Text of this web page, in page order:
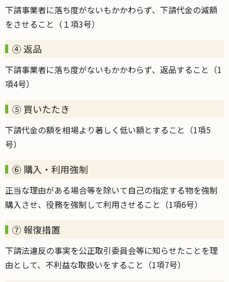
下請事業者に落ち度がないもかかわらず、下請代金の減額
をさせること（１項3号）
④ 返品
下請事業者に落ち度がないもかかわらず、返品すること（1
項4号）
⑤ 買いたたき
下請代金の額を相場より著しく低い額とすること（1項5
号）
⑥ 購入・利用強制
正当な理由がある場合等を除いて自己の指定する物を強制
購入させ、役務を強制して利用させること（1項6号）
⑦ 報復措置
下請法違反の事実を公正取引委員会等に知らせたことを理
由として、不利益な取扱いをすること（1項7号）